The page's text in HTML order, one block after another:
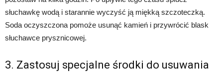
słuchawkę wodą i starannie wyczyść ją miękką szczoteczką.
Soda oczyszczona pomoże usunąć kamień i przywrócić blask
słuchawce prysznicowej.
3. Zastosuj specjalne środki do usuwania